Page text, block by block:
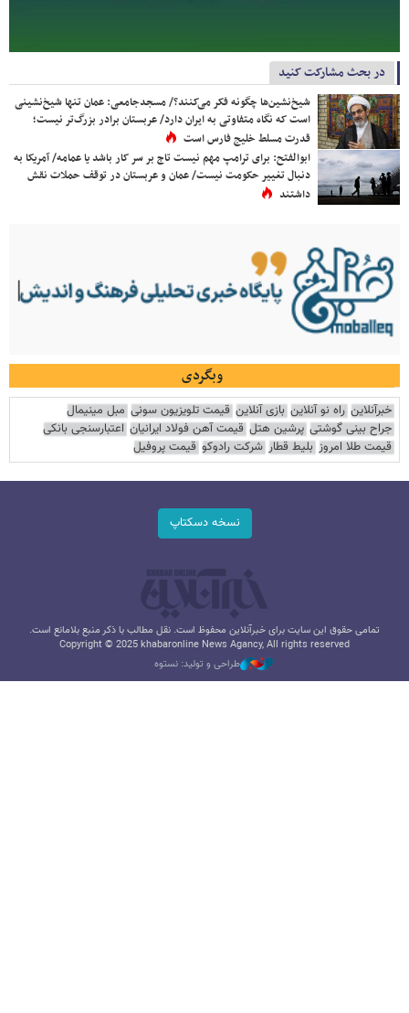
در بحث مشارکت کنید
شیخ‌نشین‌ها چگونه فکر می‌کنند؟/ مسجدجامعی: عمان تنها شیخ‌نشینی
است که نگاه متفاوتی به ایران دارد/ عربستان برادر بزرگ‌تر نیست؛
قدرت مسلط خلیج فارس است
ابوالفتح: برای ترامپ مهم نیست تاج بر سر کار باشد یا عمامه/ آمریکا به
دنبال تغییر حکومت نیست/ عمان و عربستان در توقف حملات نقش
داشتند
وبگردی
خبرآنلاین راه نو آنلاین بازی آنلاین قیمت تلویزیون سونی مبل مینیمال
جراح بینی گوشتی پرشین هتل قیمت آهن فولاد ایرانیان اعتبارسنجی بانکی
قیمت طلا امروز بلیط قطار شرکت رادوکو قیمت پروفیل
نسخه دسکتاپ
تمامی حقوق این سایت برای خبرآنلاین محفوظ است. نقل مطالب با ذکر منبع بلامانع است.
Copyright © 2025 khabaronline News Agancy, All rights reserved
طراحی و تولید: نستوه